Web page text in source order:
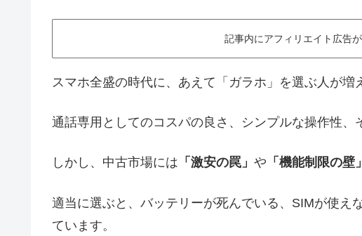
記事内にアフィリエイト広告が
スマホ全盛の時代に、あえて「ガラホ」を選ぶ人が増
通話専用としてのコスパの良さ、シンプルな操作性、
しかし、中古市場には 「激安の罠」 や 「機能制限の壁」
適当に選ぶと、バッテリーが死んでいる、SIMが使
ています。